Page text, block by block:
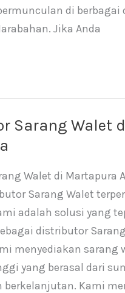
di berbagai
Jika Anda
Sarang Walet
Walet di Martapura
Sarang Walet
adalah solusi yang
distributor
menyediakan sarang
yang berasal dari
berkelanjutan. Kami